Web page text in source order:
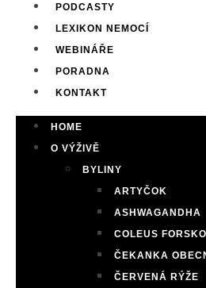
PODCASTY
LEXIKON NEMOCÍ
WEBINÁŘE
PORADNA
KONTAKT
HOME
O VÝŽIVĚ
BYLINY
ARTYČOK
ASHWAGANDHA
COLEUS
ČEKANKA
ČERVENÁ RÝŽE